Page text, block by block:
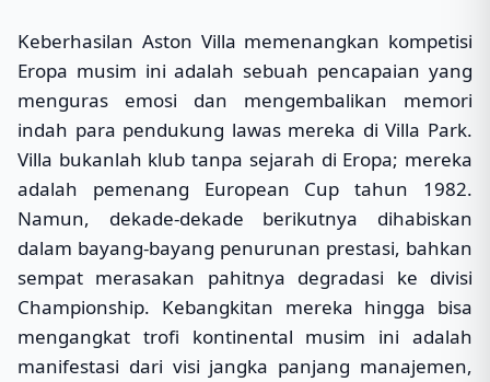
Keberhasilan Aston Villa memenangkan kompetisi
Eropa musim ini adalah sebuah pencapaian yang
menguras emosi dan mengembalikan memori
indah para pendukung lawas mereka di Villa Park.
Villa bukanlah klub tanpa sejarah di Eropa; mereka
adalah pemenang European Cup tahun 1982.
Namun, dekade-dekade berikutnya dihabiskan
dalam bayang-bayang penurunan prestasi, bahkan
sempat merasakan pahitnya degradasi ke divisi
Championship. Kebangkitan mereka hingga bisa
mengangkat trofi kontinental musim ini adalah
manifestasi dari visi jangka panjang manajemen,